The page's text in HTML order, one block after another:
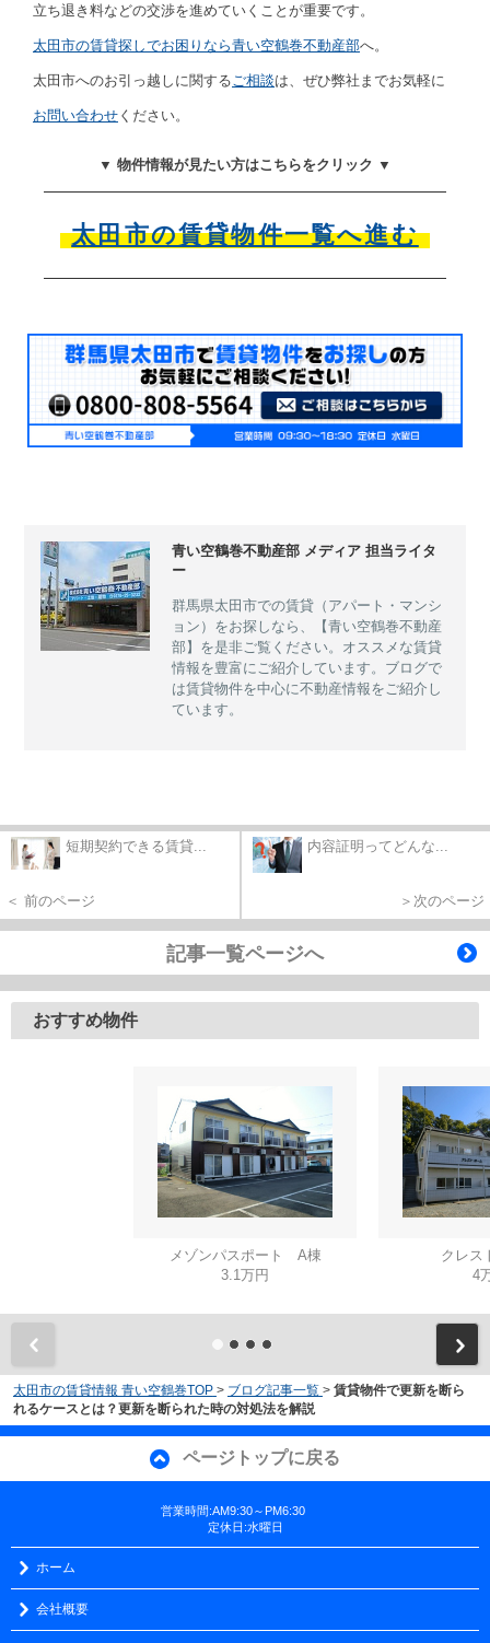
立ち退き料などの交渉を進めていくことが重要です。
太田市の賃貸探しでお困りなら青い空鶴巻不動産部へ。
太田市へのお引っ越しに関する ご相談は、ぜひ弊社までお気軽に
お問い合わせ ください。
▼ 物件情報が見たい方はこちらをクリック ▼
太田市の賃貸物件一覧へ進む
青い空鶴巻不動産部 メディア 担当ライタ
ー
群馬県太田市での賃貸（アパート・マンシ
ョン）をお探しなら、【青い空鶴巻不動産
部】を是非ご覧ください。オススメな賃貸
情報を豊富にご紹介しています。ブログで
は賃貸物件を中心に不動産情報をご紹介し
ています。
短期契約できる賃貸...
＜ 前のページ
内容証明ってどんな...
＞次のページ
記事一覧ページへ
おすすめ物件
メゾンパスポート A棟
3.1万円
クレス
4
太田市の賃貸情報 青い空鶴巻TOP > ブログ記事一覧 > 賃貸物件で更新を断ら
れるケースとは？更新を断られた時の対処法を解説
ページトップに戻る
営業時間:AM9:30～PM6:30
定休日:水曜日
ホーム
会社概要